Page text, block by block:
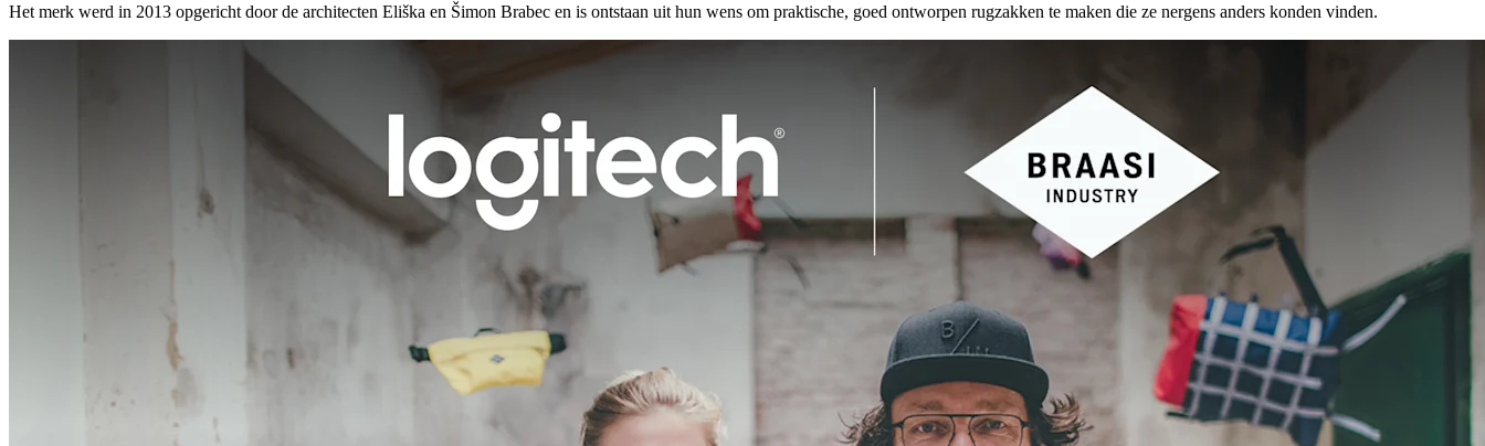
Het merk werd in 2013 opgericht door de architecten Eliška en Šimon Brabec en is ontstaan uit hun wens om praktische, goed ontworpen rugzakken te maken die ze nergens anders konden vinden.